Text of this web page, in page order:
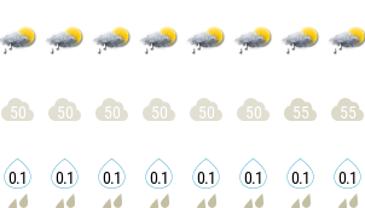
50 50 50 50 50 50 55 55
0.1 0.1 0.1 0.1 0.1 0.1 0.1 0.1